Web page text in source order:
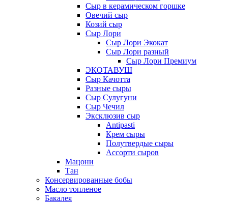
Сыр в керамическом горшке
Овечий сыр
Козий сыр
Сыр Лори
Сыр Лори Экокат
Сыр Лори разный
Сыр Лори Премиум
ЭКОТАВУШ
Сыр Качотта
Разные сыры
Сыр Сулугуни
Сыр Чечил
Эксклюзив сыр
Antipasti
Крем сыры
Полутвердые сыры
Ассорти сыров
Мацони
Тан
Консервированные бобы
Масло топленое
Бакалея